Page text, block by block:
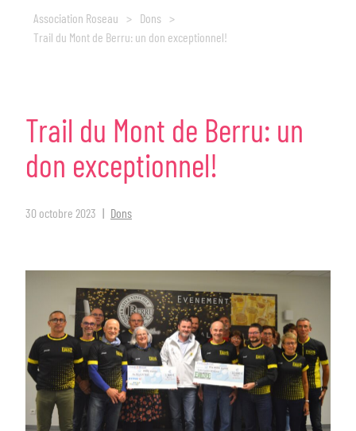
Association Roseau > Dons >
Trail du Mont de Berru: un don exceptionnel!
Trail du Mont de Berru: un
don exceptionnel!
30 octobre 2023 Dons